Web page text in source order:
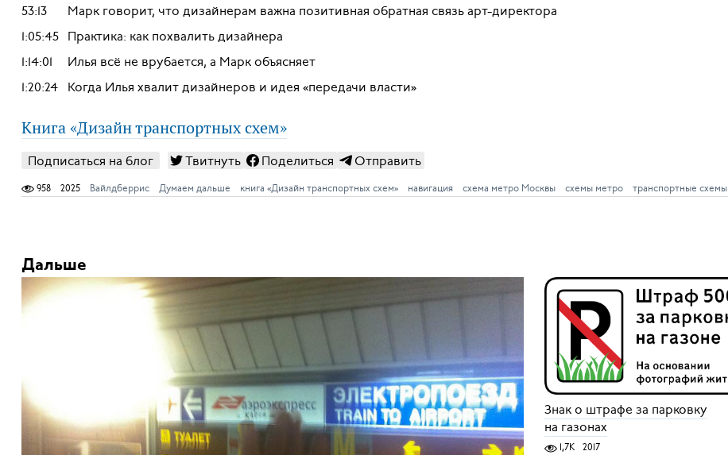
53:13
Марк говорит, что дизайнерам важна позитивная обратная связь арт-директора
1:05:45 Практика: как похвалить дизайнера
1:14:01
Илья всё не врубается, а Марк объясняет
1:20:24 Когда Илья хвалит дизайнеров и идея «передачи власти»
Книга «Дизайн транспортных схем»
Подписаться на блог Твитнуть Поделиться Отправить
958 2025 Вайлдберрис Думаем дальше книга «Дизайн транспортных схем» навигация схема метро Москвы схемы метро транспортные схемы
Дальше
Знак о штрафе за парковку
на газонах
1,7K 2017